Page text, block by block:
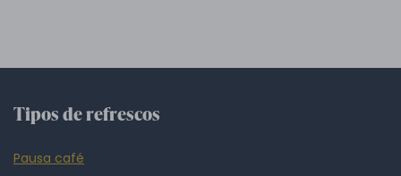
Tipos de refrescos
Pausa café